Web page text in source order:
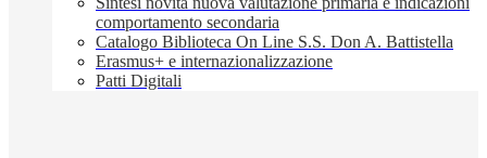
comportamento secondaria
Catalogo Biblioteca On Line S.S. Don A. Battistella
Erasmus+ e internazionalizzazione
Patti Digitali